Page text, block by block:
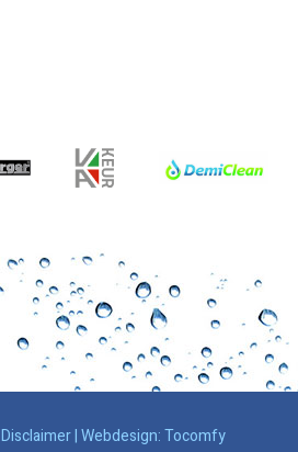
Disclaimer| Webdesign:Tocomfy